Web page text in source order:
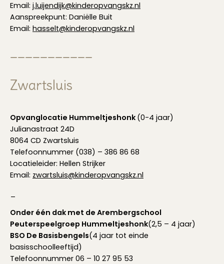
Email: j.luijendijk@kinderopvangskz.nl
Aanspreekpunt: Daniëlle Buit
Email: hasselt@kinderopvangskz.nl
Zwartsluis
Opvanglocatie Hummeltjeshonk (0-4 jaar)
Julianastraat 24D
8064 CD Zwartsluis
Telefoonnummer (038) – 386 86 68
Locatieleider: Hellen Strijker
Email: zwartsluis@kinderopvangskz.nl
Onder één dak met de Arembergschool
Peuterspeelgroep Hummeltjeshonk(2,5 – 4 jaar)
BSO De Basisbengels(4 jaar tot einde
basisschoolleeftijd)
Telefoonnummer 06 – 10 27 95 53